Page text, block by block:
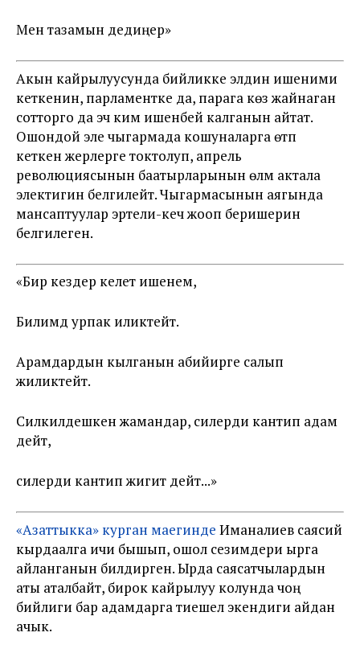
Мен тазамын дедиңер»
Акын кайрылуусунда бийликке элдин ишеними
кеткенин, парламентке да, парага көзү жайнаган
сотторго да эч ким ишенбей калганын айтат.
Ошондой эле чыгармада кошуналарга өтүп
кеткен жерлерге токтолуп, апрель
революциясынын баатырларынын өлүмү актала
электигин белгилейт. Чыгармасынын аягында
мансаптуулар эртели-кеч жооп беришерин
белгилеген.
«Бир кездер келет ишенем,
Билимдүү урпак иликтейт.
Арамдардын кылганын абийирге салып
жиликтейт.
Силкилдешкен жамандар, силерди кантип адам
дейт,
силерди кантип жигит дейт...»
«Азаттыкка» курган маегинде Иманалиев саясий
кырдаалга ичи бышып, ошол сезимдери ырга
айланганын билдирген. Ырда саясатчылардын
аты аталбайт, бирок кайрылуу колунда чоң
бийлиги бар адамдарга тиешелүү экендиги айдан
ачык.